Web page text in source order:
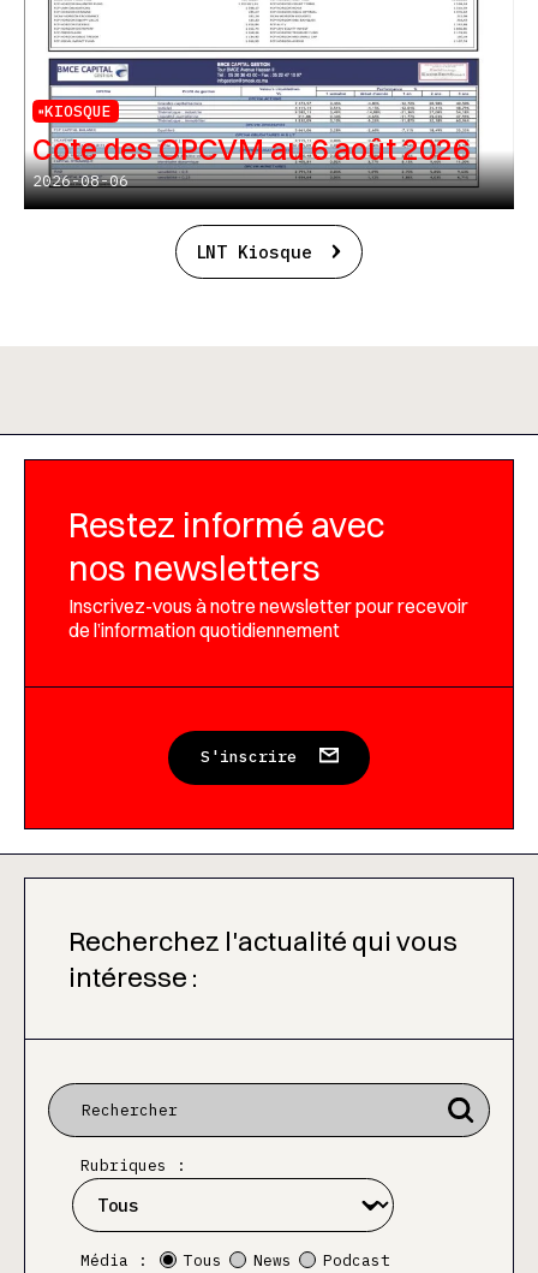
KIOSQUE
Cote des OPCVM au 6 août 2026
2026-08-06
LNT Kiosque
Restez informé avec
nos newsletters
Inscrivez-vous à notre newsletter pour recevoir
de l’information quotidiennement
S'inscrire
Recherchez l'actualité qui vous
intéresse :
Rubriques :
Média : Tous News
Podcast